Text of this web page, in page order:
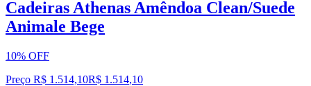
Cadeiras Athenas Amêndoa Clean/Suede
Animale Bege
10% OFF
Preço R$ 1.514,10R$ 1.514,10